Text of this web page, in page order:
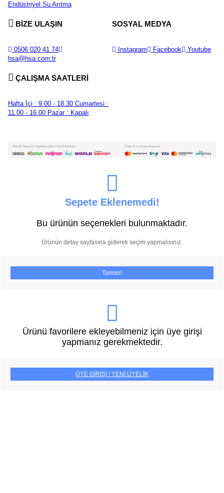
Endüstriyel Su Arıtma
BİZE ULAŞIN
0506 020 41 74
hsa@hsa.com.tr
SOSYAL MEDYA
Instagram Facebook Youtube
ÇALIŞMA SAATLERİ
Hafta İçi : 9.00 - 18.30Cumartesi :
11.00 - 16.00Pazar : Kapalı
Sepete Eklenemedi!
Bu ürünün seçenekleri bulunmaktadır.
Ürünün detay sayfasına giderek seçim yapmalısınız.
Tamam
Ürünü favorilere ekleyebilmeniz için üye girişi
yapmanız gerekmektedir.
ÜYE GİRİŞİ / YENİ ÜYELİK